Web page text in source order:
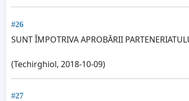
#26
SUNT ÎMPOTRIVA APROBĂRII
(Techirghiol, 2018-10-09)
#27